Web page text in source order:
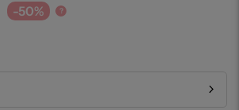
-50% ?